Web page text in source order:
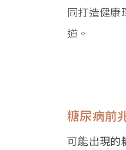
同打造健康
道。
糖尿病前
可能出現的